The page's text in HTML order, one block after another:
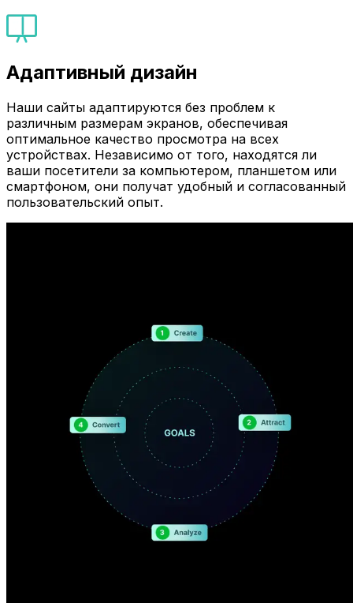
Адаптивный дизайн
Наши сайты адаптируются без проблем к
различным размерам экранов, обеспечивая
оптимальное качество просмотра на всех
устройствах. Независимо от того, находятся ли
ваши посетители за компьютером, планшетом или
смартфоном, они получат удобный и согласованный
пользовательский опыт.